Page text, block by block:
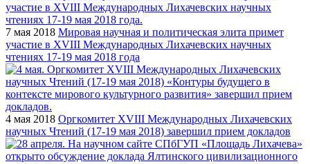
7 мая 2018 Мировая научная и политическая элита примет
участие в XVIII Международных Лихачевских научных
чтениях 17-19 мая 2018 года
4 мая 2018 Оргкомитет XVIII Международных Лихачевских
научных Чтений (17-19 мая 2018) завершил прием докладов